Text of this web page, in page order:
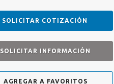
SOLICITAR COTIZACIÓN
SOLICITAR INFORMACIÓN
AGREGAR A FAVORITOS